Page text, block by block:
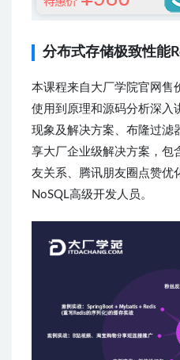
分布式存储极致性能
本课程来自大厂学院官网售
使用到原理和源码分析深入
现象及解决方案、布隆过滤
享大厂企业级解决方案，包
友关系、腾讯朋友圈点赞优
NoSQL高级开发人员。